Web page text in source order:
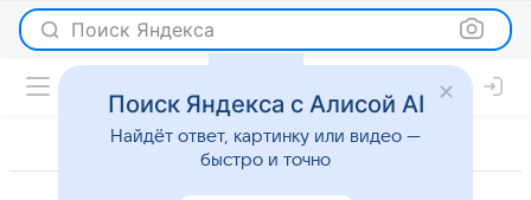
Поиск Яндекса
Поиск Яндекса с Алисой AI
Найдёт ответ, картинку или видео —
быстро и точно